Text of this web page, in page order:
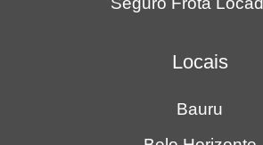
Locais
Bauru